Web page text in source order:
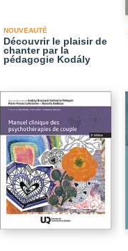
NOUVEAUTÉ
Découvrir le plaisir de
chanter par la
pédagogie Kodály